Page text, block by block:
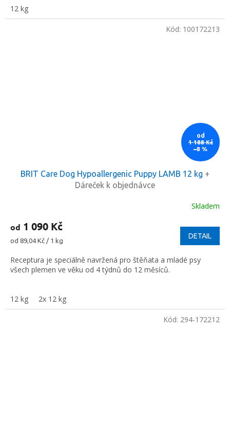
12 kg
od
1 188 Kč
–8 %
BRIT Care Dog Hypoallergenic Puppy LAMB 12 kg +
Dáreček k objednávce
Skladem
od 1 090 Kč
Měrná
od 89,04 Kč / 1 kg
DETAIL
Receptura je speciálně navržená pro štěňata a mladé psy
všech plemen ve věku od 4 týdnů do 12 měsíců.
12 kg 2x 12 kg
Kód: 100172213
Kód: 294-172212